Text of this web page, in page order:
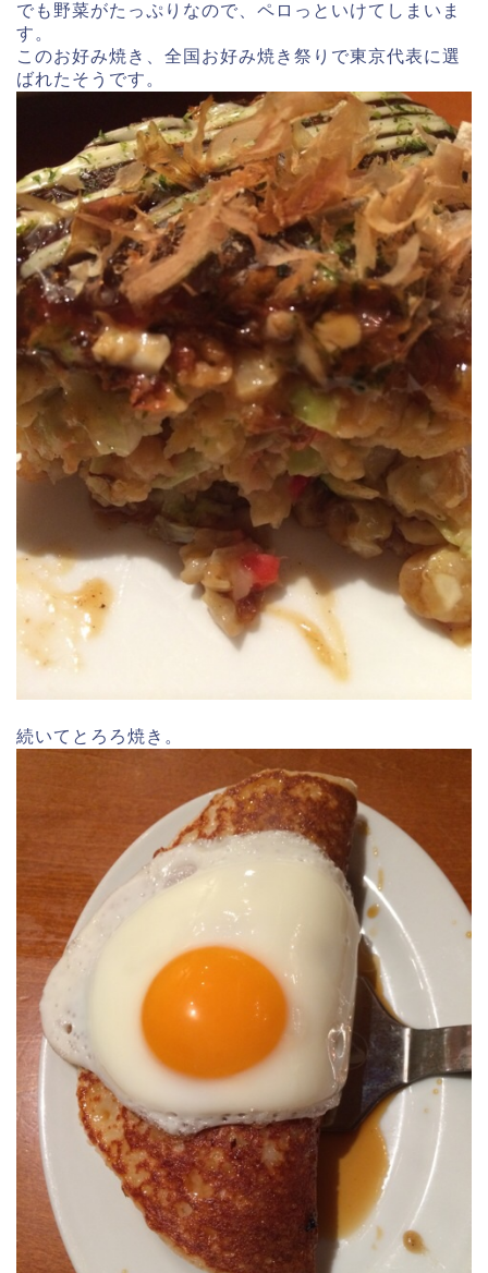
でも野菜がたっぷりなので、ペロっといけてしまいま
す。
このお好み焼き、全国お好み焼き祭りで東京代表に選
ばれたそうです。
続いてとろろ焼き。